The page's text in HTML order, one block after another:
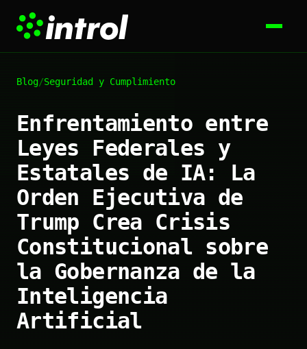
Blog/Seguridad y Cumplimiento
Enfrentamiento entre
Leyes Federales y
Estatales de IA: La
Orden Ejecutiva de
Trump Crea Crisis
Constitucional sobre
la Gobernanza de la
Inteligencia
Artificial